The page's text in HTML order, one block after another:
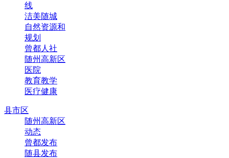
线
洁美随城
自然资源和
规划
曾都人社
随州高新区
医院
教育教学
医疗健康
县市区
随州高新区
动态
曾都发布
随县发布